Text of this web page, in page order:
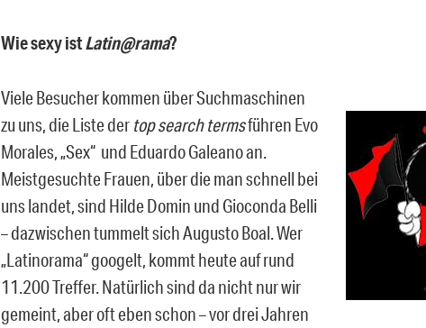
Wie sexy istLatin@rama?
Viele Besucher kommen über Suchmaschinen
zu uns, die Liste der top search termsführen Evo
Morales, „Sex“ und Eduardo Galeano an.
Meistgesuchte Frauen, über die man schnell bei
uns landet, sind Hilde Domin und Gioconda Belli
– dazwischen tummelt sich Augusto Boal. Wer
„Latinorama“ googelt, kommt heute auf rund
11.200 Treffer. Natürlich sind da nicht nur wir
gemeint, aber oft eben schon – vor drei Jahren